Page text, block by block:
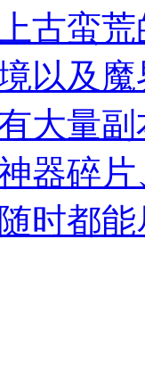
古蛮
以及
大量
器碎
时都